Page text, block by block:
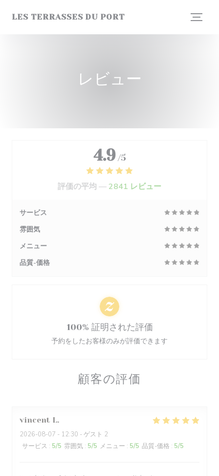
LES TERRASSES DU PORT
レビュー
顧客の評価
vincent L
2026-08-07 - 12:30 - ゲスト 2
サービス : 5/5 雰囲気 : 5/5 メニュー : 5/5 品質-価格 : 5/5
4.9 /5
評価の平均 — 2841 レビュー
サービス
雰囲気
メニュー
品質-価格
100% 証明された評価
予約をしたお客様のみが評価できます